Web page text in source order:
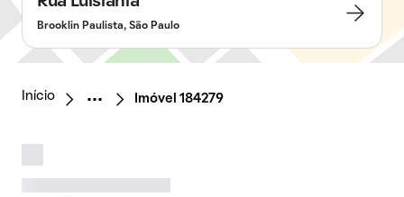
Brooklin Paulista, São Paulo
Início Imóvel 184279